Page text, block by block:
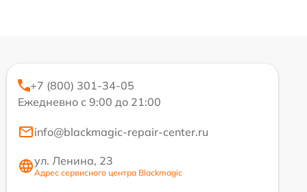
+7 (800) 301-34-05
Ежедневно с 9:00 до 21:00
info@blackmagic-repair-center.ru
ул. Ленина, 23
Адрес сервисного центра Blackmagic